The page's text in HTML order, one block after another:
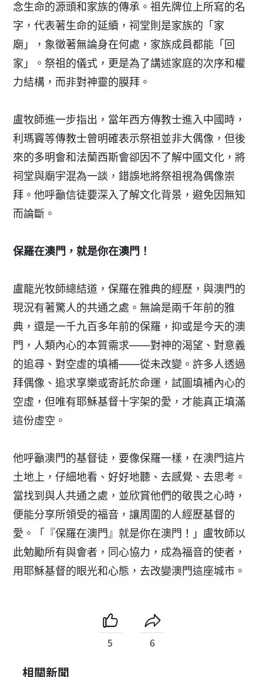
念生命的源頭和家族的傳承。祖先牌位上所寫的名
字，代表著生命的延續，祠堂則是家族的「家
廟」，象徵著無論身在何處，家族成員都能「回
家」。祭祖的儀式，更是為了講述家庭的次序和權
力結構，而非對神靈的膜拜。
盧牧師進一步指出，當年西方傳教士進入中國時，
利瑪竇等傳教士曾明確表示祭祖並非大偶像，但後
來的多明會和法蘭西斯會卻因不了解中國文化，將
祠堂與廟宇混為一談，錯誤地將祭祖視為偶像崇
拜。他呼籲信徒要深入了解文化背景，避免因無知
而論斷。
保羅在澳門，就是你在澳門！
盧龍光牧師總結道，保羅在雅典的經歷，與澳門的
現況有著驚人的共通之處。無論是兩千年前的雅
典，還是一千九百多年前的保羅，抑或是今天的澳
門，人類內心的本質需求——對神的渴望、對意義
的追尋、對空虛的填補——從未改變。許多人透過
拜偶像、追求享樂或寄託於命運，試圖填補內心的
空虛，但唯有耶穌基督十字架的愛，才能真正填滿
這份虛空。
他呼籲澳門的基督徒，要像保羅一樣，在澳門這片
土地上，仔細地看、好好地聽、去感覺、去思考。
當找到與人共通之處，並欣賞他們的敬畏之心時，
便能分享所領受的福音，讓周圍的人經歷基督的
愛。「『保羅在澳門』就是你在澳門！」盧牧師以
此勉勵所有與會者，同心協力，成為福音的使者，
用耶穌基督的眼光和心態，去改變澳門這座城市。
5 6
相關新聞